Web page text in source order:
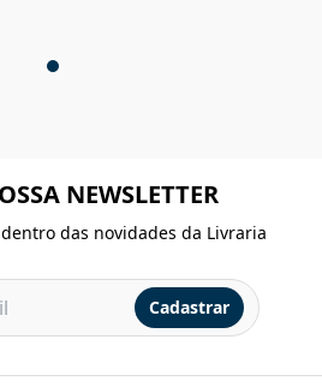
NEWSLETTER
das novidades da Livraria
Cadastrar